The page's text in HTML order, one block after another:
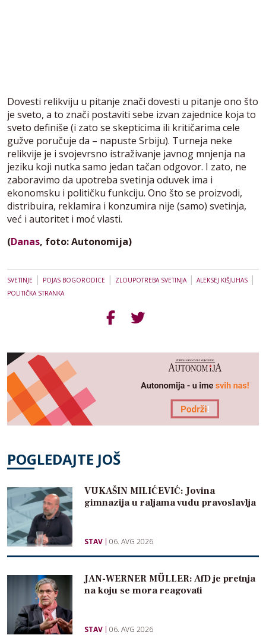
Dovesti relikviju u pitanje znači dovesti u pitanje ono što
je sveto, a to znači postaviti sebe izvan zajednice koja to
sveto definiše (i zato se skepticima ili kritičarima cele
gužve poručuje da – napuste Srbiju). Turneja neke
relikvije je i svojevrsno istraživanje javnog mnjenja na
jeziku koji nutka samo jedan tačan odgovor. I zato, ne
zaboravimo da upotreba svetinja oduvek ima i
ekonomsku i političku funkciju. Ono što se proizvodi,
distribuira, reklamira i konzumira nije (samo) svetinja,
već i autoritet i moć vlasti.
(Danas, foto: Autonomija)
SVETINJE | POJAS BOGORODICE | ZLOUPOTREBA SVETINJA| ALEKSEJ KIŠJUHAS |
POLITIČKA STRANKA
POGLEDAJTE JOŠ
VUKAŠIN MILIĆEVIĆ: Jovina
gimnazija u raljama vudu pravoslavlja
STAV 06. AVG 2026
JAN-WERNER MÜLLER: AfD je pretnja
na koju se mora reagovati
STAV 06. AVG 2026